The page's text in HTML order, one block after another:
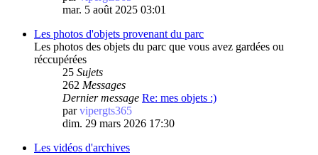
mar. 5 août 2025 03:01
Les photos d'objets provenant du parc
Les photos des objets du parc que vous avez gardées ou
réccupérées
25 Sujets
262 Messages
Dernier message Re: mes objets :)
parvipergts365
dim. 29 mars 2026 17:30
Les vidéos d'archives